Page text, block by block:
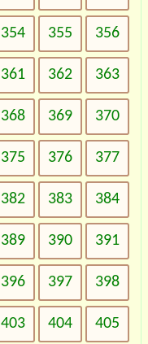
354 355 356
361 362 363
368 369 370
375 376 377
382 383 384
389 390 391
396 397 398
403 404 405